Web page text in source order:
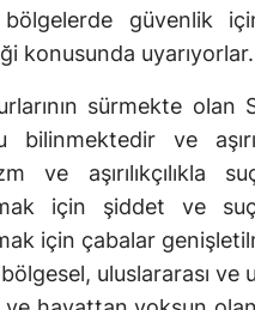
güvenlik
konusunda uyarıyorlar.
sürmekte olan
bilinmektedir ve
ve aşırılıkçılıkla
için şiddet ve
için çabalar
uluslararası